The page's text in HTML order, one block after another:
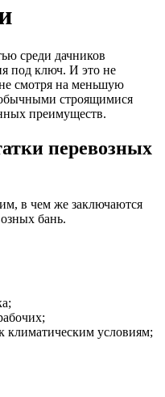
среди дачников
под ключ. И это не
смотря на меньшую
строящимися
преимуществ.
перевозных
в чем же заключаются
бань.
климатическим условиям;